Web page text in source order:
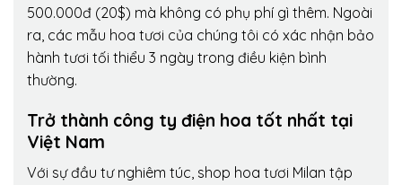
500.000đ (20$) mà không có phụ phí gì thêm. Ngoài
ra, các mẫu hoa tươi của chúng tôi có xác nhận bảo
hành tươi tối thiểu 3 ngày trong điều kiện bình
thường.
Trở thành công ty điện hoa tốt nhất tại
Việt Nam
Với sự đầu tư nghiêm túc, shop hoa tươi Milan tập